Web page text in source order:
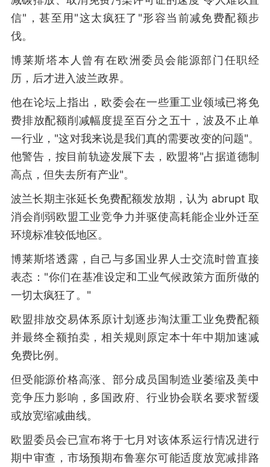
信"，甚至用"这太疯狂了"形容当前减免费配额步
伐。
博莱斯塔本人曾有在欧洲委员会能源部门任职经
历，后才进入波兰政界。
他在论坛上指出，欧委会在一些重工业领域已将免
费排放配额削减幅度提至百分之五十，波及不止单
一行业，"这对我来说是我们真的需要改变的问题"。
他警告，按目前轨迹发展下去，欧盟将"占据道德制
高点，但失去所有产业"。
波兰长期主张延长免费配额发放期，认为 abrupt 取
消会削弱欧盟工业竞争力并驱使高耗能企业外迁至
环境标准较低地区。
博莱斯塔透露，自己与多国业界人士交流时曾直接
表态："你们在基准设定和工业气候政策方面所做的
一切太疯狂了。"
欧盟排放交易体系原计划逐步淘汰重工业免费配额
并最终全额拍卖，相关规则原定本十年中期加速减
免费比例。
但受能源价格高涨、部分成员国制造业萎缩及美中
竞争压力影响，多国政府、行业协会联名要求暂缓
或放宽缩减曲线。
欧盟委员会已宣布将于七月对该体系运行情况进行
期中审查，市场预期布鲁塞尔可能适度放宽减排路